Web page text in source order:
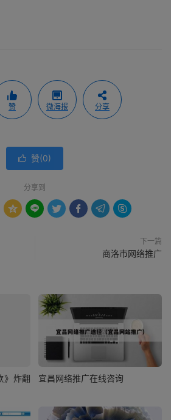
赞 微海报 分享
 赞(0)
分享到
     
下一篇
商洛市网络推广
》炸翻
宜昌网络推广在线咨询